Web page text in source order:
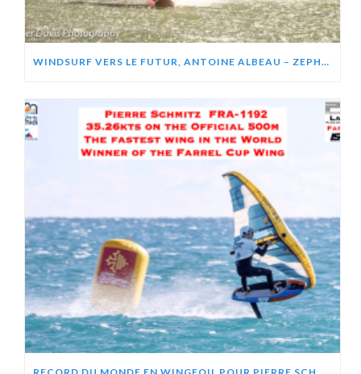
WINDSURF VERS LE FUTUR, ANTOINE ALBEAU – ZEPHIR PROJECT (VIDÉO)